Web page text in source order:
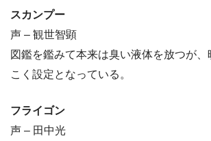
スカンプー
声 – 観世智顕
図鑑を鑑みて本来は臭い液体を放つが
こく設定となっている。
フライゴン
声 – 田中光